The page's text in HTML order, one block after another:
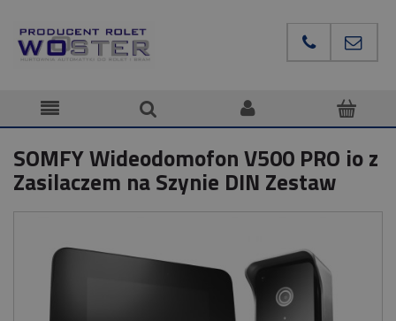
SOMFY Wideodomofon V500 PRO io z
Zasilaczem na Szynie DIN Zestaw